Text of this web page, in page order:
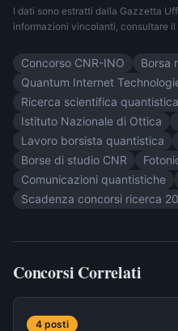
I dati sono estratti dalla Gazzetta
informazioni vincolanti, consultare
Concorso CNR-INO
Borsa
Quantum Internet
Ricerca scientifica quantistica
Istituto Nazionale di Ottica
Lavoro borsista quantistica
Borse di studio CNR
Comunicazioni quantistiche
Scadenza concorsi ricerca
Concorsi Correlati
4 posti